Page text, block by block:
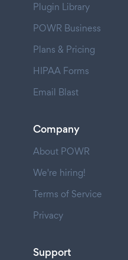
Plugin Library
POWR Business
Plans & Pricing
HIPAA Forms
Email Blast
Company
About POWR
We're hiring!
Terms of Service
Privacy
Support